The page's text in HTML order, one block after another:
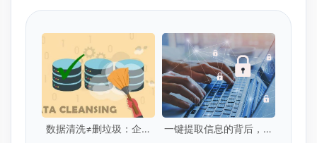
数据清洗≠删垃圾：企业
一键提取信息的背后，你